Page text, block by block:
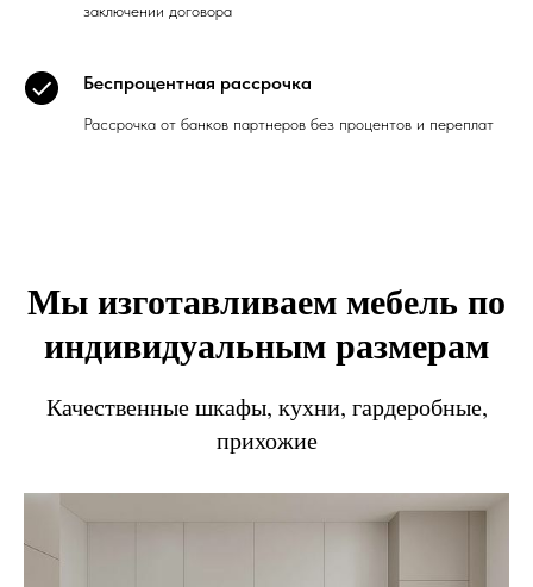
заключении договора
Беспроцентная рассрочка
Рассрочка от банков партнеров без процентов и переплат
Мы изготавливаем мебель по
индивидуальным размерам
Качественные шкафы, кухни, гардеробные,
прихожие